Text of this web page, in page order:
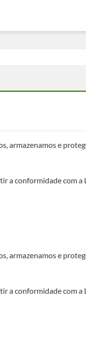
armazenamos e
a conformidade com
armazenamos e
a conformidade com